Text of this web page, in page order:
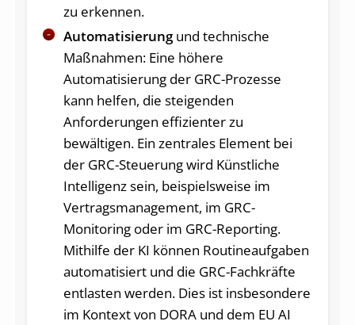
zu erkennen.
Automatisierungund technische
Maßnahmen: Eine höhere
Automatisierung der GRC-Prozesse
kann helfen, die steigenden
Anforderungen effizienter zu
bewältigen. Ein zentrales Element bei
der GRC-Steuerung wird Künstliche
Intelligenz sein, beispielsweise im
Vertragsmanagement, im GRC-
Monitoring oder im GRC-Reporting.
Mithilfe der KI können Routineaufgaben
automatisiert und die GRC-Fachkräfte
entlasten werden. Dies ist insbesondere
im Kontext von DORA und dem EU AI